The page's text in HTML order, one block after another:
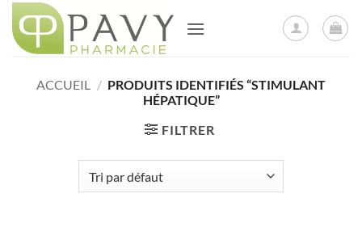
au
contenu
ACCUEIL / PRODUITS IDENTIFIÉS “STIMULANT
HÉPATIQUE”
FILTRER